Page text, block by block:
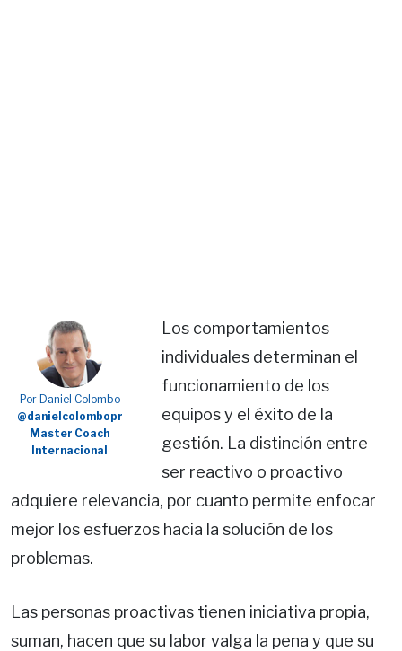
Por Daniel Colombo
@danielcolombopr
Master Coach
Internacional
Los comportamientos
individuales determinan el
funcionamiento de los
equipos y el éxito de la
gestión. La distinción entre
ser reactivo o proactivo
adquiere relevancia, por cuanto permite enfocar
mejor los esfuerzos hacia la solución de los
problemas.
Las personas proactivas tienen iniciativa propia,
suman, hacen que su labor valga la pena y que su